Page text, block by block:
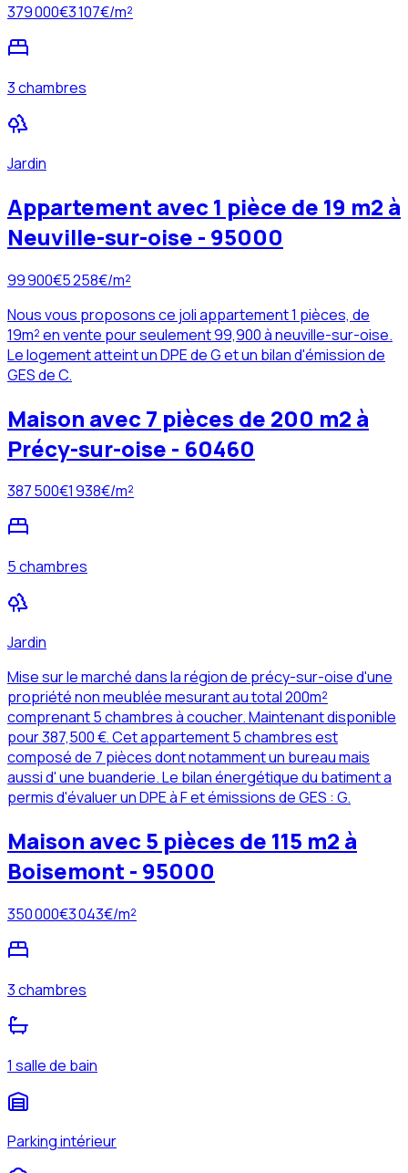
379 000€3 107€/m²
3 chambres
Jardin
Appartement avec 1 pièce de 19 m2 à
Neuville-sur-oise - 95000
99 900€5 258€/m²
Nous vous proposons ce joli appartement 1 pièces, de
19m² en vente pour seulement 99,900 à neuville-sur-oise.
Le logement atteint un DPE de G et un bilan d'émission de
GES de C.
Maison avec 7 pièces de 200 m2 à
Précy-sur-oise - 60460
387 500€1 938€/m²
5 chambres
Jardin
Mise sur le marché dans la région de précy-sur-oise d'une
propriété non meublée mesurant au total 200m²
comprenant 5 chambres à coucher. Maintenant disponible
pour 387,500 €. Cet appartement 5 chambres est
composé de 7 pièces dont notamment un bureau mais
aussi d' une buanderie. Le bilan énergétique du batiment a
permis d'évaluer un DPE à F et émissions de GES : G.
Maison avec 5 pièces de 115 m2 à
Boisemont - 95000
350 000€3 043€/m²
3 chambres
1 salle de bain
Parking intérieur